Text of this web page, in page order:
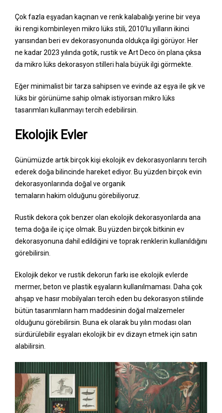
Çok fazla eşyadan kaçınan ve renk kalabalığı yerine bir veya
iki rengi kombinleyen mikro lüks stili, 2010’lu yılların ikinci
yarısından beri ev dekorasyonunda oldukça ilgi görüyor. Her
ne kadar 2023 yılında gotik, rustik ve Art Deco ön plana çıksa
da mikro lüks dekorasyon stilleri hala büyük ilgi görmekte.
Eğer minimalist bir tarza sahipsen ve evinde az eşya ile şık ve
lüks bir görünüme sahip olmak istiyorsan mikro lüks
tasarımları kullanmayı tercih edebilirsin.
Ekolojik Evler
Günümüzde artık birçok kişi ekolojik ev dekorasyonlarını tercih
ederek doğa bilincinde hareket ediyor. Bu yüzden birçok evin
dekorasyonlarında doğal ve organik
temaların hakim olduğunu görebiliyoruz.
Rustik dekora çok benzer olan ekolojik dekorasyonlarda ana
tema doğa ile iç içe olmak. Bu yüzden birçok bitkinin ev
dekorasyonuna dahil edildiğini ve toprak renklerin kullanıldığını
görebilirsin.
Ekolojik dekor ve rustik dekorun farkı ise ekolojik evlerde
mermer, beton ve plastik eşyaların kullanılmaması. Daha çok
ahşap ve hasır mobilyaları tercih eden bu dekorasyon stilinde
bütün tasarımların ham maddesinin doğal malzemeler
olduğunu görebilirsin. Buna ek olarak bu yılın modası olan
sürdürülebilir eşyaları ekolojik bir ev dizayn etmek için satın
alabilirsin.